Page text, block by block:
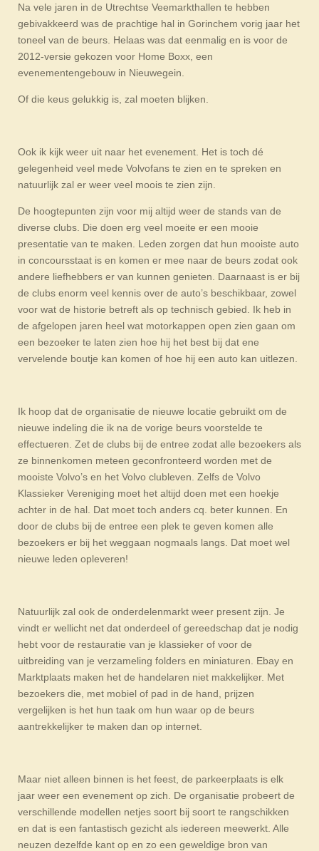
Na vele jaren in de Utrechtse Veemarkthallen te hebben
gebivakkeerd was de prachtige hal in Gorinchem vorig jaar het
toneel van de beurs. Helaas was dat eenmalig en is voor de
2012-versie gekozen voor Home Boxx, een
evenementengebouw in Nieuwegein.
Of die keus gelukkig is, zal moeten blijken.
Ook ik kijk weer uit naar het evenement. Het is toch dé
gelegenheid veel mede Volvofans te zien en te spreken en
natuurlijk zal er weer veel moois te zien zijn.
De hoogtepunten zijn voor mij altijd weer de stands van de
diverse clubs. Die doen erg veel moeite er een mooie
presentatie van te maken. Leden zorgen dat hun mooiste auto
in concoursstaat is en komen er mee naar de beurs zodat ook
andere liefhebbers er van kunnen genieten. Daarnaast is er bij
de clubs enorm veel kennis over de auto’s beschikbaar, zowel
voor wat de historie betreft als op technisch gebied. Ik heb in
de afgelopen jaren heel wat motorkappen open zien gaan om
een bezoeker te laten zien hoe hij het best bij dat ene
vervelende boutje kan komen of hoe hij een auto kan uitlezen.
Ik hoop dat de organisatie de nieuwe locatie gebruikt om de
nieuwe indeling die ik na de vorige beurs voorstelde te
effectueren. Zet de clubs bij de entree zodat alle bezoekers als
ze binnenkomen meteen geconfronteerd worden met de
mooiste Volvo’s en het Volvo clubleven. Zelfs de Volvo
Klassieker Vereniging moet het altijd doen met een hoekje
achter in de hal. Dat moet toch anders cq. beter kunnen. En
door de clubs bij de entree een plek te geven komen alle
bezoekers er bij het weggaan nogmaals langs. Dat moet wel
nieuwe leden opleveren!
Natuurlijk zal ook de onderdelenmarkt weer present zijn. Je
vindt er wellicht net dat onderdeel of gereedschap dat je nodig
hebt voor de restauratie van je klassieker of voor de
uitbreiding van je verzameling folders en miniaturen. Ebay en
Marktplaats maken het de handelaren niet makkelijker. Met
bezoekers die, met mobiel of pad in de hand, prijzen
vergelijken is het hun taak om hun waar op de beurs
aantrekkelijker te maken dan op internet.
Maar niet alleen binnen is het feest, de parkeerplaats is elk
jaar weer een evenement op zich. De organisatie probeert de
verschillende modellen netjes soort bij soort te rangschikken
en dat is een fantastisch gezicht als iedereen meewerkt. Alle
neuzen dezelfde kant op en zo een geweldige bron van